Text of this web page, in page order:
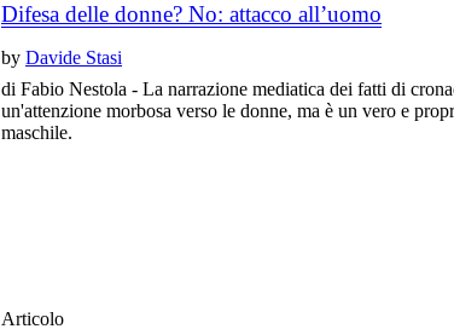
Difesa delle donne? No: attacco all’uomo
byDavide Stasi
di Fabio Nestola - La narrazione mediatica dei fatti di
un'attenzione morbosa verso le donne, ma è un vero e
maschile.
Articolo